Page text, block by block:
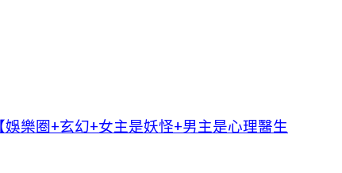
娛樂圈+玄幻+女主是妖怪+男主是心理醫生